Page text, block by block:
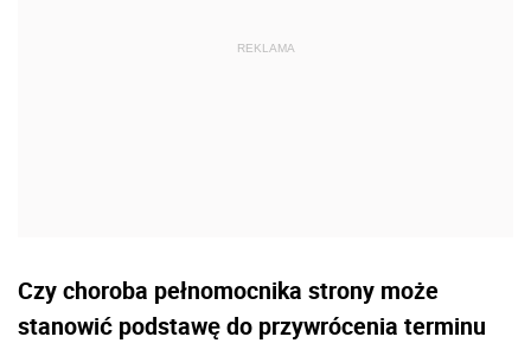
Czy choroba pełnomocnika strony może
stanowić podstawę do przywrócenia terminu